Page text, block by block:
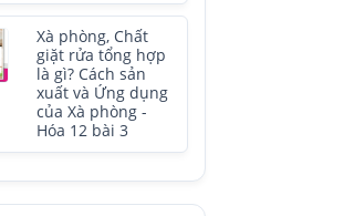
Xà phòng, Chất
giặt rửa tổng hợp
là gì? Cách sản
xuất và Ứng dụng
của Xà phòng -
Hóa 12 bài 3